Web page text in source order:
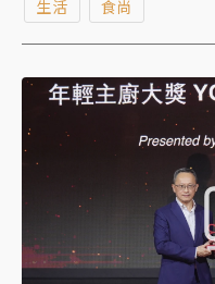
營，他接受《知新聞》
大的他，看到了消費者
式糕點的框架，在這
最大的挑戰。
生活 食尚